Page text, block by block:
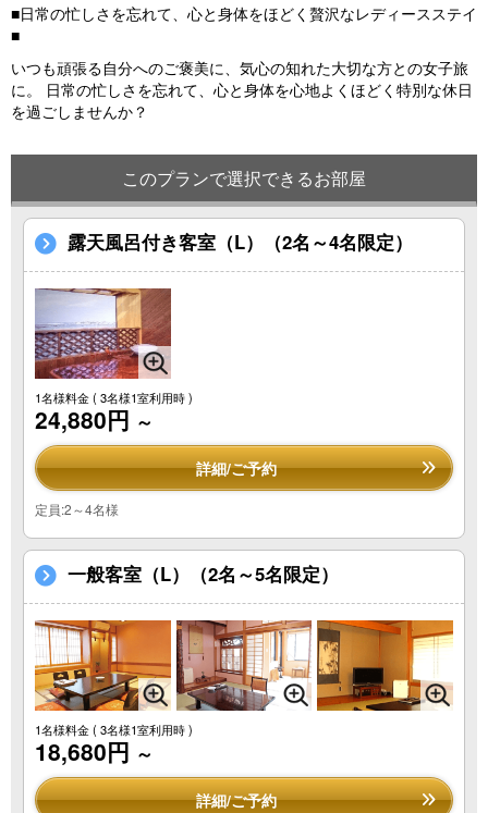
■日常の忙しさを忘れて、心と身体をほどく贅沢なレディースステイ
■
いつも頑張る自分へのご褒美に、気心の知れた大切な方との女子旅
に。 日常の忙しさを忘れて、心と身体を心地よくほどく特別な休日
を過ごしませんか？
このプランで選択できるお部屋
露天風呂付き客室（L）（2名～4名限定）
1名様料金( 3名様1室利用時 )
24,880円 ～
詳細/ご予約
定員:2～4名様
一般客室（L）（2名～5名限定）
1名様料金( 3名様1室利用時 )
18,680円 ～
詳細/ご予約